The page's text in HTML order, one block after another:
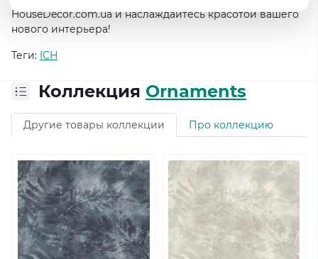
HouseDecor.com.ua и наслаждайтесь красотой вашего
нового интерьера!
Теги: ICH
Коллекция Ornaments
Другие товары коллекции Про коллекцию